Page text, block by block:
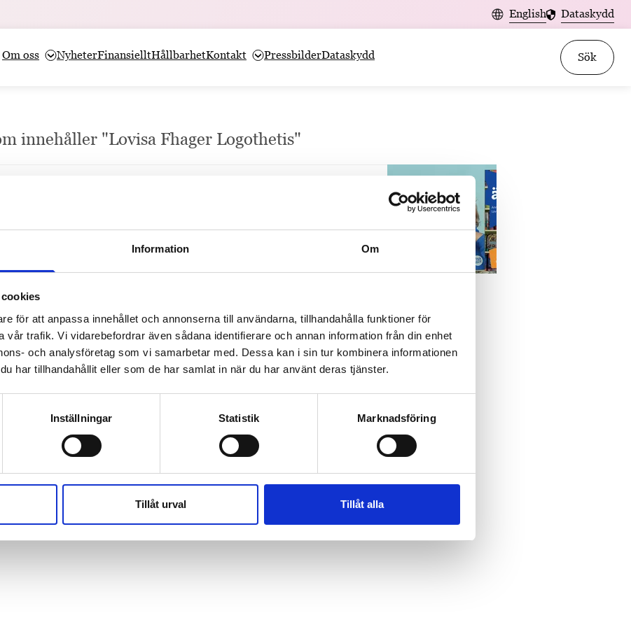
Information Om
för att anpassa innehållet och annonserna till användarna, tillhandahålla funktioner för
vår trafik. Vi vidarebefordrar även sådana identifierare och annan information från din enhet
och analysföretag som vi samarbetar med. Dessa kan i sin tur kombinera informationen
har tillhandahållit eller som de har samlat in när du har använt deras tjänster.
Inställningar Statistik Marknadsföring
Tillåt urval Tillåt alla
English Dataskydd
Om oss NyheterFinansielltHållbarhetKontakt PressbilderDataskydd Sök
innehåller "Lovisa Fhager Logothetis"
att stoppa barns lästapp
paus, men för nästan varannan elev innebär det också en risk för